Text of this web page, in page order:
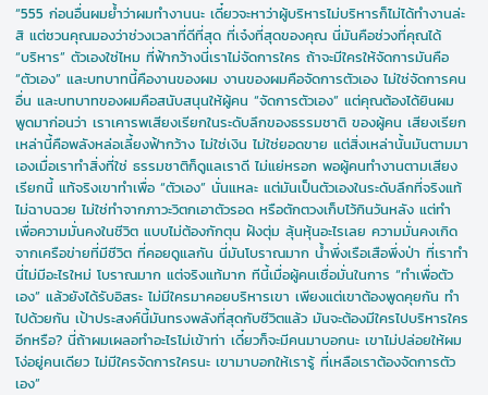
“555 ก่อนอื่นผมย้ำว่าผมทำงานนะ เดี๋ยวจะหาว่าผู้บริหารไม่บริหารก็ไม่ได้ทำงานล่ะ
สิ แต่ชวนคุณมองว่าช่วงเวลาที่ดีที่สุด ที่เจ๋งที่สุดของคุณ นี่มันคือช่วงที่คุณได้
“บริหาร” ตัวเองใช่ไหม ที่ฟ้ากว้างนี่เราไม่จัดการใคร ถ้าจะมีใครให้จัดการมันคือ
“ตัวเอง” และบทบาทนี้คืองานของผม งานของผมคือจัดการตัวเอง ไม่ใช่จัดการคน
อื่น และบทบาทของผมคือสนับสนุนให้ผู้คน “จัดการตัวเอง” แต่คุณต้องได้ยินผม
พูดมาก่อนว่า เราเคารพเสียงเรียกในระดับลึกของธรรมชาติ ของผู้คน เสียงเรียก
เหล่านี้คือพลังหล่อเลี้ยงฟ้ากว้าง ไม่ใช่เงิน ไม่ใช่ยอดขาย แต่สิ่งเหล่านั้นมันตามมา
เองเมื่อเราทำสิ่งที่ใช่ ธรรมชาติก็ดูแลเราดี ไม่แย่หรอก พอผู้คนทำงานตามเสียง
เรียกนี้ แท้จริงเขาทำเพื่อ “ตัวเอง” นั่นแหละ แต่มันเป็นตัวเองในระดับลึกที่จริงแท้
ไม่ฉาบฉวย ไม่ใช่ทำจากภาวะวิตกเอาตัวรอด หรือตักตวงเก็บไว้กินวันหลัง แต่ทำ
เพื่อความมั่นคงในชีวิต แบบไม่ต้องกักตุน ฝังตุ่ม ลุ้นหุ้นอะไรเลย ความมั่นคงเกิด
จากเครือข่ายที่มีชีวิต ที่คอยดูแลกัน นี่มันโบราณมาก น้ำพึ่งเรือเสือพึ่งป่า ที่เราทำ
นี่ไม่มีอะไรใหม่ โบราณมาก แต่จริงแท้มาก ทีนี้เมื่อผู้คนเชื่อมั่นในการ “ทำเพื่อตัว
เอง” แล้วยังได้รับอิสระ ไม่มีใครมาคอยบริหารเขา เพียงแต่เขาต้องพูดคุยกัน ทำ
ไปด้วยกัน เป้าประสงค์นี้มันทรงพลังที่สุดกับชีวิตแล้ว มันจะต้องมีใครไปบริหารใคร
อีกหรือ? นี่ถ้าผมเผลอทำอะไรไม่เข้าท่า เดี๋ยวก็จะมีคนมาบอกนะ เขาไม่ปล่อยให้ผม
โง่อยู่คนเดียว ไม่มีใครจัดการใครนะ เขามาบอกให้เรารู้ ที่เหลือเราต้องจัดการตัว
เอง”